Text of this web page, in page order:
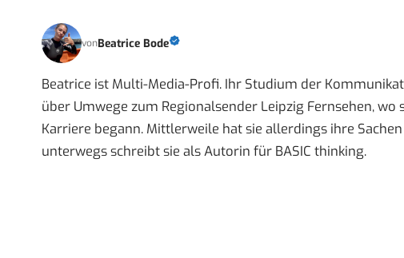
vonBeatrice Bode
Beatrice ist Multi-Media-Profi. Ihr Studium der
über Umwege zum Regionalsender Leipzig Fernsehen, wo
Karriere begann. Mittlerweile hat sie allerdings ihre
unterwegs schreibt sie als Autorin für BASIC thinking.